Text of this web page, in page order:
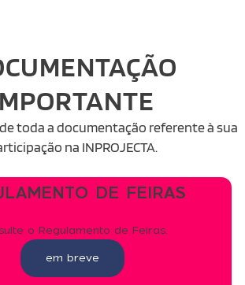
toda a documentação referente à sua
na INPROJECTA.
DE FEIRAS
o Regulamento de Feiras.
em breve